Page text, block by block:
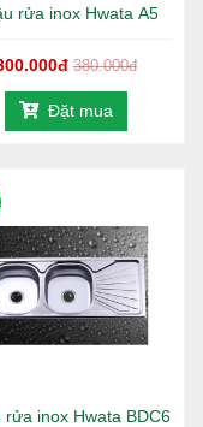
Bình Dương
Hòa, Đồng Nai
TP.HCM
668 35 368
rửa inox Hwata A5
380.000đ
Đặt mua
rửa inox Hwata BDC6